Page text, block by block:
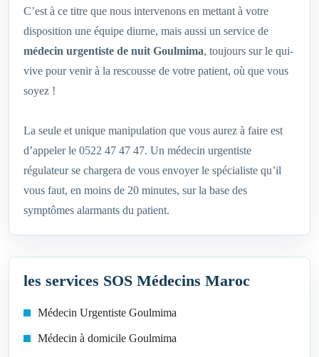
C’est à ce titre que nous intervenons en mettant à votre
disposition une équipe diurne, mais aussi un service de
médecin urgentiste de nuit Goulmima, toujours sur le qui-
vive pour venir à la rescousse de votre patient, où que vous
soyez !
La seule et unique manipulation que vous aurez à faire est
d’appeler le 0522 47 47 47. Un médecin urgentiste
régulateur se chargera de vous envoyer le spécialiste qu’il
vous faut, en moins de 20 minutes, sur la base des
symptômes alarmants du patient.
les services SOS Médecins Maroc
Médecin Urgentiste Goulmima
Médecin à domicile Goulmima